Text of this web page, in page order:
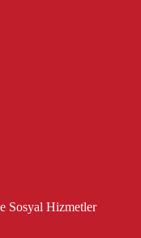
Sosyal Hizmetler